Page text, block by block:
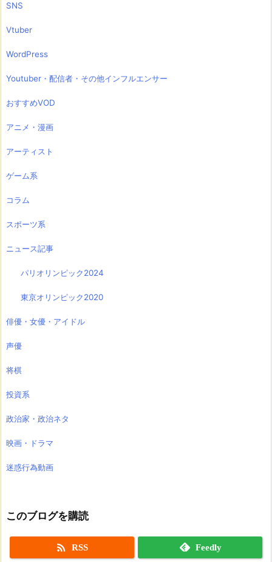
SNS
Vtuber
WordPress
Youtuber・配信者・その他インフルエンサー
おすすめVOD
アニメ・漫画
アーティスト
ゲーム系
コラム
スポーツ系
ニュース記事
パリオリンピック2024
東京オリンピック2020
俳優・女優・アイドル
声優
将棋
投資系
政治家・政治ネタ
映画・ドラマ
迷惑行為動画
このブログを購読
 RSS Feedly